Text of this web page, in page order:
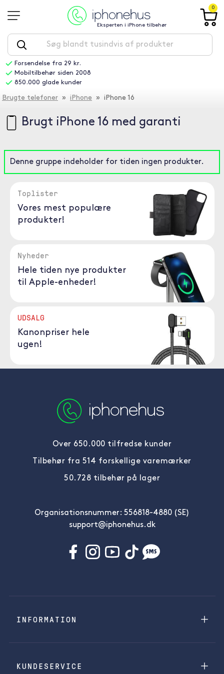
Eksperten i iPhone tilbehør
0
Forsendelse fra 29 kr.
Mobiltilbehør siden 2008
850.000 glade kunder
Brugte telefoner » iPhone » iPhone 16
Brugt iPhone 16 med garanti
Denne gruppe indeholder for tiden ingen produkter.
Toplister
Vores mest populære
produkter!
Nyheder
Hele tiden nye produkter
til Apple-enheder!
UDSALG
Kanonpriser hele
ugen!
Over 650.000 tilfredse kunder
Tilbehør fra 514 forskellige varemærker
50.728 tilbehør på lager
Organisationsnummer: 556818-4880 (SE)
support@iphonehus.dk
INFORMATION
KUNDESERVICE